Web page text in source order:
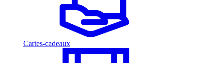
Cartes-cadeaux